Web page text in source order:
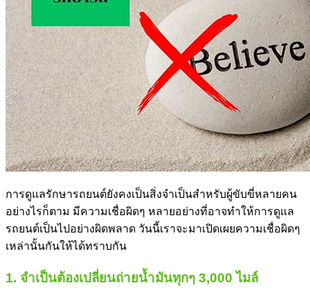
การดูแลรักษารถยนต์ยังคงเป็นสิ่งจำเป็นสำหรับผู้ขับขี่หลายคน
อย่างไรก็ตาม มีความเชื่อผิดๆ หลายอย่างที่อาจทำให้การดูแล
รถยนต์เป็นไปอย่างผิดพลาด วันนี้เราจะมาเปิดเผยความเชื่อผิดๆ
เหล่านั้นกันให้ได้ทราบกัน
1. จำเป็นต้องเปลี่ยนถ่ายน้ำมันทุกๆ 3,000 ไมล์